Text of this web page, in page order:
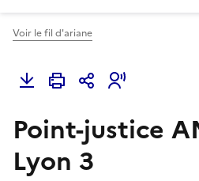
Voir le fil d'ariane
Point-justice
Lyon 3